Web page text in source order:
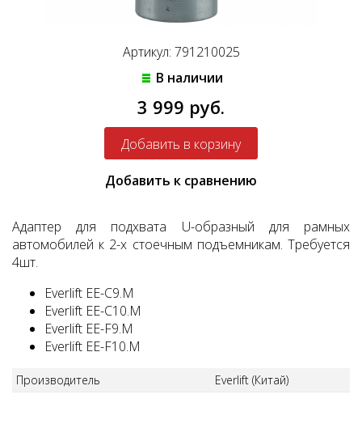
Артикул: 791210025
В наличии
3 999 руб.
Добавить к сравнению
Адаптер для подхвата U-образный для рамных
автомобилей к 2-х стоечным подъемникам. Требуется
4шт.
Everlift EE-С9.М
Everlift EE-C10.M
Everlift EE-F9.M
Everlift EE-F10.M
Производитель Everlift (Китай)